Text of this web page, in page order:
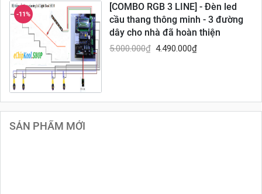
-11%
[COMBO RGB 3 LINE] - Đèn led
cầu thang thông minh - 3 đường
dây cho nhà đã hoàn thiện
5.000.000₫ 4.490.000₫
SẢN PHẨM MỚI